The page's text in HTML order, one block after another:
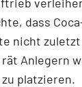
dass
nicht
rät Anlegern
platzieren.